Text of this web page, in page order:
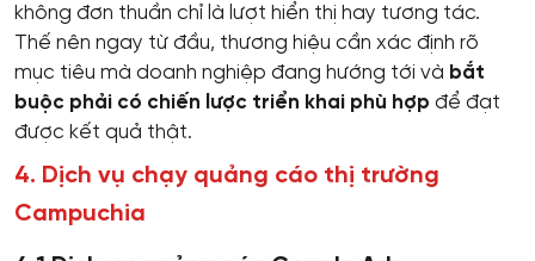
không đơn thuần chỉ là lượt hiển thị hay tương tác.
Thế nên ngay từ đầu, thương hiệu cần xác định rõ
mục tiêu mà doanh nghiệp đang hướng tới và bắt
buộc phải có chiến lược triển khai phù hợp để đạt
được kết quả thật.
4. Dịch vụ chạy quảng cáo thị trường
Campuchia